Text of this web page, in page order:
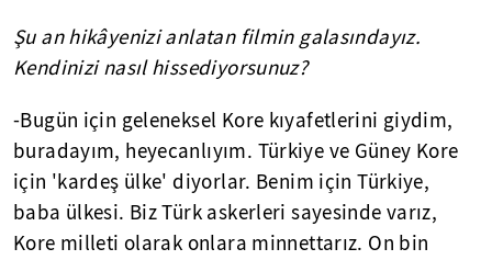
Şu an hikâyenizi anlatan filmin galasındayız.
Kendinizi nasıl hissediyorsunuz?
-Bugün için geleneksel Kore kıyafetlerini giydim,
buradayım, heyecanlıyım. Türkiye ve Güney Kore
için 'kardeş ülke' diyorlar. Benim için Türkiye,
baba ülkesi. Biz Türk askerleri sayesinde varız,
Kore milleti olarak onlara minnettarız. On bin